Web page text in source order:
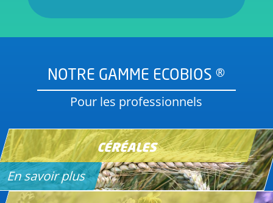
NOTRE GAMME ECOBIOS ®
Pour les professionnels
CÉRÉALES
En savoir plus